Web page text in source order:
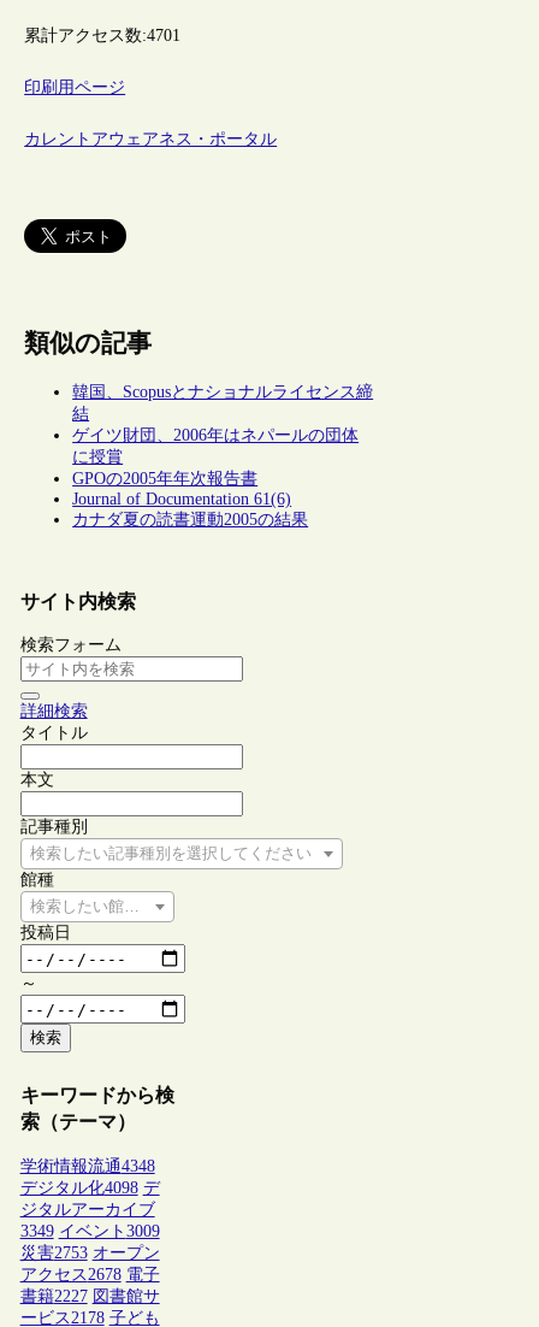
累計アクセス数:4701
印刷用ページ
カレントアウェアネス・ポータル
類似の記事
韓国、Scopusとナショナルライセンス締
結
ゲイツ財団、2006年はネパールの団体
に授賞
GPOの2005年年次報告書
Journal of Documentation 61(6)
カナダ夏の読書運動2005の結果
サイト内検索
検索フォーム
詳細検索
タイトル
本文
記事種別
検索したい記事種別を選択してください
館種
検索したい館種を選択してください
投稿日
～
検索
キーワードから検
索（テーマ）
学術情報流通4348
デジタル化4098 デ
ジタルアーカイブ
3349 イベント 3009
災害2753 オープン
アクセス 2678 電子
書籍2227 図書館サ
ービス 2178 子ども